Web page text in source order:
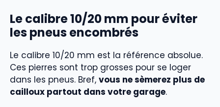
Le calibre 10/20 mm pour éviter
les pneus encombrés
Le calibre 10/20 mm est la référence absolue.
Ces pierres sont trop grosses pour se loger
dans les pneus. Bref, vous ne sèmerez plus de
cailloux partout dans votre garage.